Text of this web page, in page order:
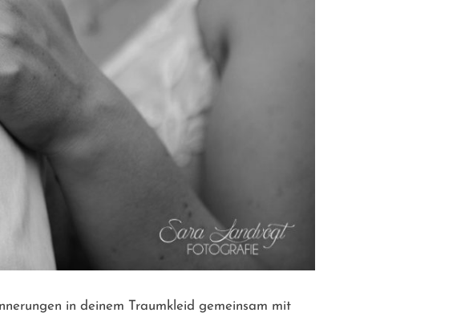
in deinem Traumkleid gemeinsam mit